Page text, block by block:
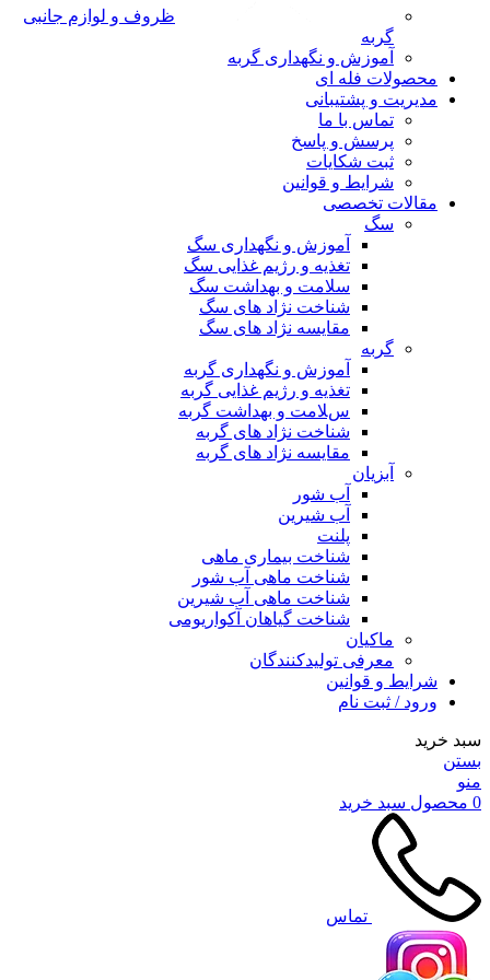
ظروف و لوازم جانبی
گربه
آموزش و نگهداری گربه
محصولات فله ای
مدیریت و پشتیبانی
تماس با ما
پرسش و پاسخ
ثبت شکایات
شرایط و قوانین
مقالات تخصصی
سگ
آموزش و نگهداری سگ
تغذیه و رژیم غذایی سگ
سلامت و بهداشت سگ
شناخت نژاد های سگ
مقایسه نژاد های سگ
گربه
آموزش و نگهداری گربه
تغذیه و رژیم غذایی گربه
سلامت و بهداشت گربه
شناخت نژاد های گربه
مقایسه نژاد های گربه
آبزیان
آب شور
آب شیرین
پلنت
شناخت بیماری ماهی
شناخت ماهی آب شور
شناخت ماهی آب شیرین
شناخت گیاهان آکواریومی
ماکیان
معرفی تولیدکنندگان
شرایط و قوانین
ورود / ثبت نام
سبد خرید
بستن
منو
0 محصول سبد خرید
تماس